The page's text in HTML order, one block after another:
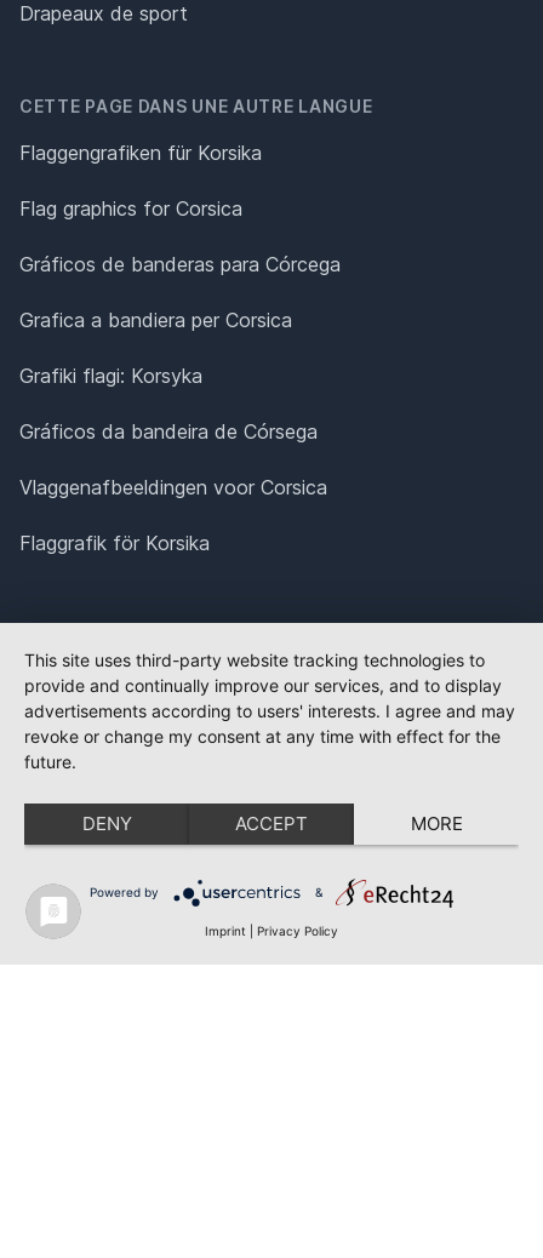
Drapeaux de sport
CETTE PAGE DANS UNE AUTRE LANGUE
Flaggengrafiken für Korsika
Flag graphics for Corsica
Gráficos de banderas para Córcega
Grafica a bandiera per Corsica
Grafiki flagi: Korsyka
Gráficos da bandeira de Córsega
Vlaggenafbeeldingen voor Corsica
Flaggrafik för Korsika
This site uses third-party website tracking technologies to
provide and continually improve our services, and to display
advertisements according to users' interests. I agree and may
revoke or change my consent at any time with effect for the
future.
DENY ACCEPT MORE
Powered by &
Imprint Privacy Policy